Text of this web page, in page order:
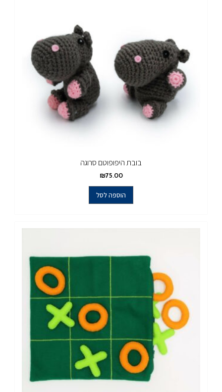
בובת היפופוטם סרוגה
₪75.00
הוספה לסל